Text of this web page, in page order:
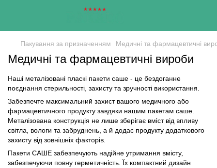
Пакування за призначенням Медичні та фармацевтичні
Медичні та фармацевтичні вироби
Наші металізовані пласкі пакети саше - це бездоганне
поєднання стерильності, захисту та зручності використання.
Забезпечте максимальний захист вашого медичного або
фармацевтичного продукту завдяки нашим пакетам саше.
Металізована конструкція не лише зберігає вміст від впливу
світла, вологи та забруднень, а й додає продукту додаткового
захисту від зовнішніх факторів.
Пакети САШЕ забезпечують надійне утримання вмісту,
забезпечуючи повну герметичність. Їх компактний дизайн